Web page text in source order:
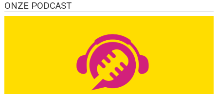
ONZE PODCAST